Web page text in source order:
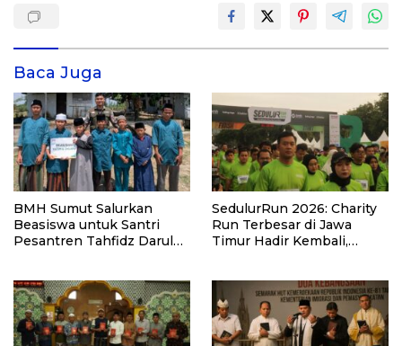
Baca Juga
BMH Sumut Salurkan
Beasiswa untuk Santri
Pesantren Tahfidz Darul
SedulurRun 2026: Charity
Run Terbesar di Jawa
Timur Hadir Kembali,
Santri dan Guru Honorer